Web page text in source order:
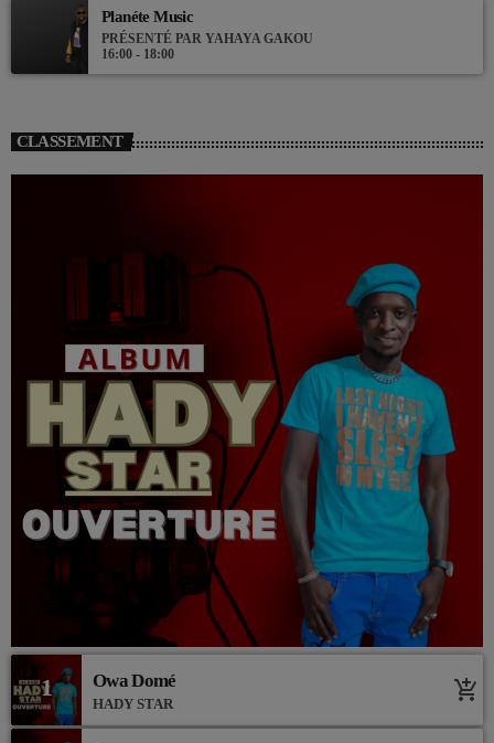
Planéte Music
PRÉSENTÉ PAR YAHAYA GAKOU
16:00 - 18:00
CLASSEMENT
1 Owa Domé
HADY STAR add_shopping_cart